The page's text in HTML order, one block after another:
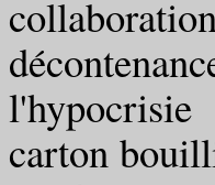
carton